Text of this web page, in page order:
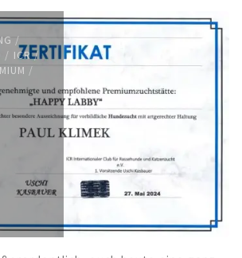
/
/ ICR/
/